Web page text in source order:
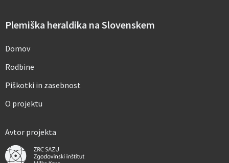
t
o
v
*
Plemiška heraldika na Slovenskem
Domov
Rodbine
Piškotki in zasebnost
O projektu
Avtor projekta